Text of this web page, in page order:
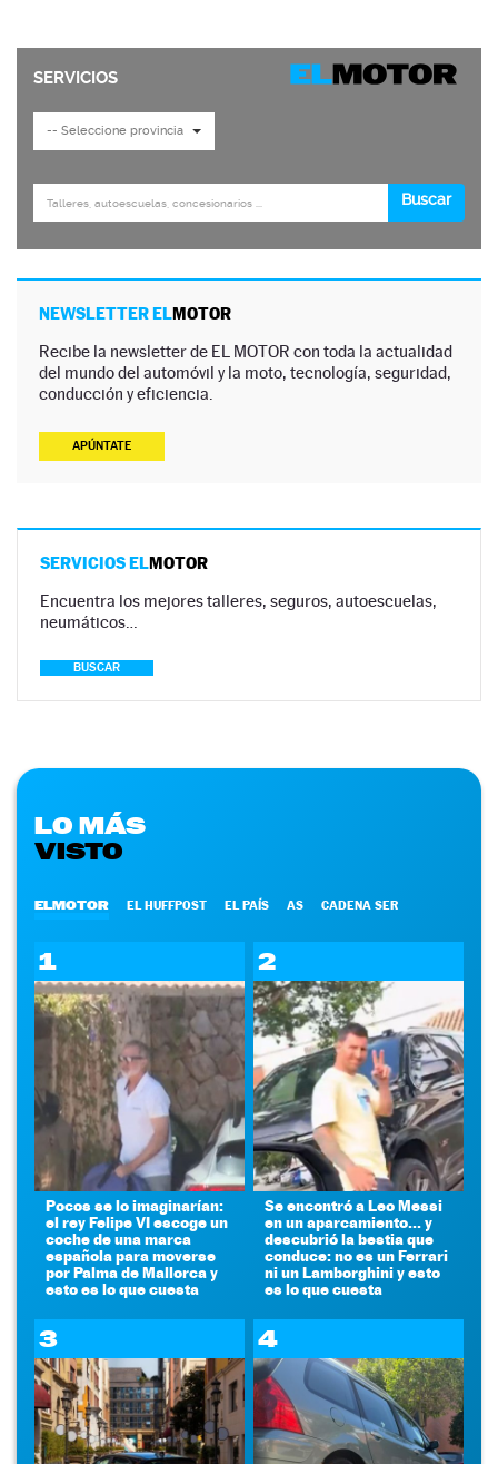
NEWSLETTER ELMOTOR
Recibe la newsletter de EL MOTOR con toda la actualidad
del mundo del automóvil y la moto, tecnología, seguridad,
conducción y eficiencia.
APÚNTATE
SERVICIOS ELMOTOR
Encuentra los mejores talleres, seguros, autoescuelas,
neumáticos…
BUSCAR
LO MÁS
VISTO
ELMOTOR EL HUFFPOST EL PAÍS AS CADENA SER
1
Pocos se lo imaginarían:
el rey Felipe VI escoge un
coche de una marca
española para moverse
por Palma de Mallorca y
esto es lo que cuesta
2
Se encontró a Leo Messi
en un aparcamiento... y
descubrió la bestia que
conduce: no es un Ferrari
ni un Lamborghini y esto
es lo que cuesta
3 4